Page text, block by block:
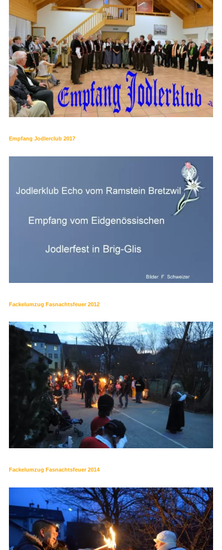
Empfang Jodlerclub 2017
Fackelumzug Fasnachtsfeuer 2012
Fackelumzug Fasnachtsfeuer 2014